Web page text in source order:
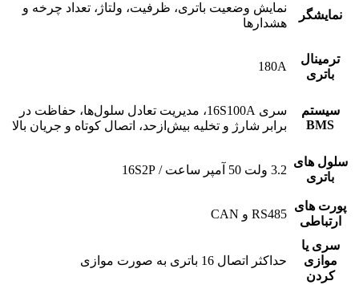
نمایشگر
نمایش وضعیت باتری، ظرفیت، ولتاژ، تعداد چرخه و
هشدارها
ترمینال
باتری
180A
سیستم
BMS
سری 16S100A، مدیریت تعادل سلول‌ها، حفاظت در
برابر شارژ و تخلیه بیش‌ازحد، اتصال کوتاه و جریان بالا
سلول های
باتری
3.2 ولت 50 آمپر ساعت / 16S2P
پورت های
ارتباطی
RS485 و CAN
سری یا
موازی
کردن
حداکثر اتصال 16 باتری به صورت موازی